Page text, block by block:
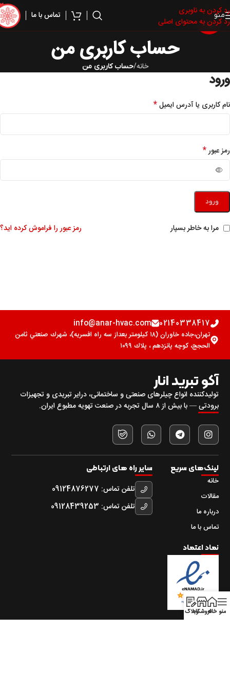
رد کردن به ناوبری
رد کردن به محتوای اصلی
منو تماس با ما
حساب کاربری من
خانه/حساب کاربری من
ورود
نام کاربری یا آدرس ایمیل*
رمز عبور*
ورود
رمز عبور را فراموش کرده اید؟ مرا به خاطر بسپار
02140338417
info@anar-hvac.com
تهران،جاده خاوران (١٨ كيلومتر بعداز سه راه افسريه)، شهرك صنعتي ثامن
الحجج، كوچه پانزدهم ، پلاك ١٠٩٩
آکو تبرید انار
تولیدکننده انواع چیلرهای صنعتی و ساختمانی، درایر تبریدی و تجهیزات
برودتی — با بیش از ۸ سال تجربه در صنعت تهویه مطبوع ایران.
لینک‌های سریع
خانه
مقالات
درباره ما
تماس با ما
سایر راه های ارتباطی
تلفن تماس: 09124876277
تلفن تماس: 09128439253
نماد اعتماد
منو خانهفروشگاهوبلاگ